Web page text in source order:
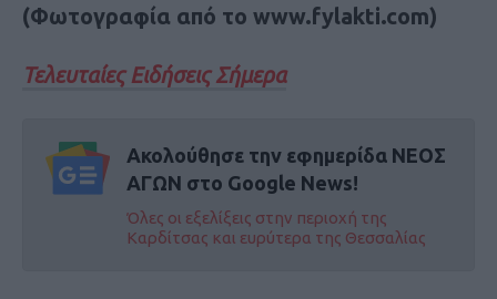
(Φωτογραφία από το www.fylakti.com)
Τελευταίες Ειδήσεις Σήμερα
Ακολούθησε την εφημερίδα ΝΕΟΣ
ΑΓΩΝ στο Google News!
Όλες οι εξελίξεις στην περιοχή της
Καρδίτσας και ευρύτερα της Θεσσαλίας